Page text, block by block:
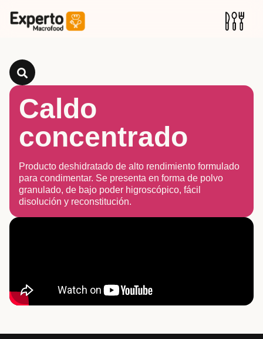
Caldo
concentrado
Producto deshidratado de alto rendimiento formulado
para condimentar. Se presenta en forma de polvo
granulado, de bajo poder higroscópico, fácil
disolución y reconstitución.